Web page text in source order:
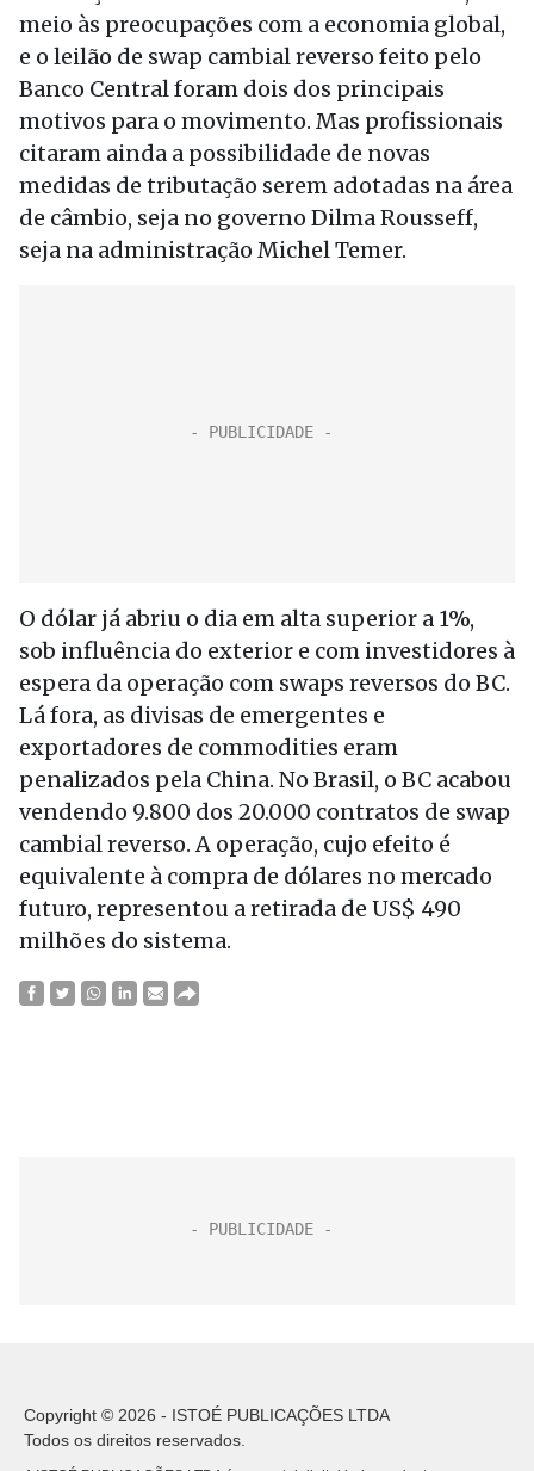
meio às preocupações com a economia global,
e o leilão de swap cambial reverso feito pelo
Banco Central foram dois dos principais
motivos para o movimento. Mas profissionais
citaram ainda a possibilidade de novas
medidas de tributação serem adotadas na área
de câmbio, seja no governo Dilma Rousseff,
seja na administração Michel Temer.
O dólar já abriu o dia em alta superior a 1%,
sob influência do exterior e com investidores à
espera da operação com swaps reversos do BC.
Lá fora, as divisas de emergentes e
exportadores de commodities eram
penalizados pela China. No Brasil, o BC acabou
vendendo 9.800 dos 20.000 contratos de swap
cambial reverso. A operação, cujo efeito é
equivalente à compra de dólares no mercado
futuro, representou a retirada de US$ 490
milhões do sistema.
Copyright © 2026 - ISTOÉ PUBLICAÇÕES LTDA
Todos os direitos reservados.